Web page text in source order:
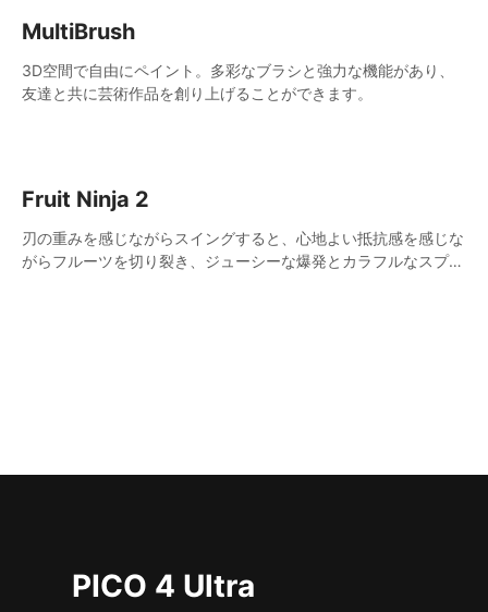
MultiBrush
3D空間で自由にペイント。多彩なブラシと強力な機能があり、
友達と共に芸術作品を創り上げることができます。
Fruit Ninja 2
刃の重みを感じながらスイングすると、心地よい抵抗感を感じな
がらフルーツを切り裂き、ジューシーな爆発とカラフルなスプラ
PICO 4 Ultra